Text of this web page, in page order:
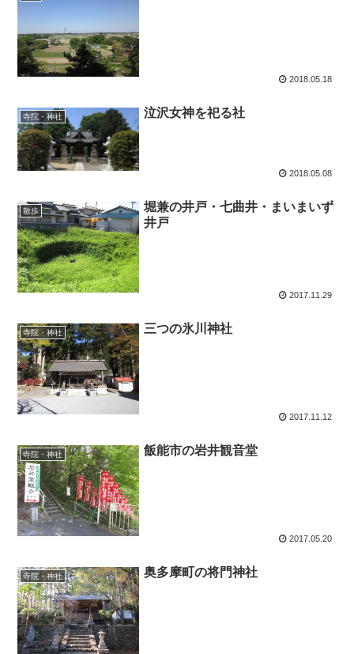
2018.05.18
寺院・神社 泣沢女神を祀る社
2018.05.08
散歩
堀兼の井戸・七曲井・まいまいず
井戸
2017.11.29
寺院・神社 三つの氷川神社
2017.11.12
寺院・神社 飯能市の岩井観音堂
2017.05.20
寺院・神社 奥多摩町の将門神社